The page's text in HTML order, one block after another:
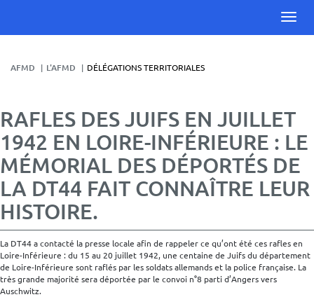
AFMD L'AFMD DÉLÉGATIONS TERRITORIALES
RAFLES DES JUIFS EN JUILLET
1942 EN LOIRE-INFÉRIEURE : LE
MÉMORIAL DES DÉPORTÉS DE
LA DT44 FAIT CONNAÎTRE LEUR
HISTOIRE.
La DT44 a contacté la presse locale afin de rappeler ce qu’ont été ces rafles en
Loire-Inférieure : du 15 au 20 juillet 1942, une centaine de Juifs du département
de Loire-Inférieure sont raflés par les soldats allemands et la police française. La
très grande majorité sera déportée par le convoi n°8 parti d’Angers vers
Auschwitz.